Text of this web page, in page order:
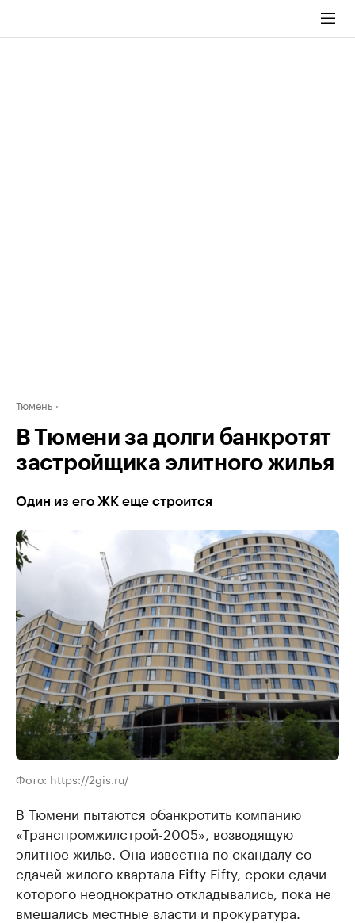
Тюмень
В Тюмени за долги банкротят
застройщика элитного жилья
Один из его ЖК еще строится
Фото: https://2gis.ru/
В Тюмени пытаются обанкротить компанию
«Транспромжилстрой-2005», возводящую
элитное жилье. Она известна по скандалу со
сдачей жилого квартала Fifty Fifty, сроки сдачи
которого неоднократно откладывались, пока не
вмешались местные власти и прокуратура.